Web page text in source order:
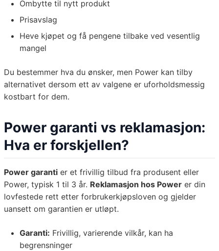
Ombytte til nytt produkt
Prisavslag
Heve kjøpet og få pengene tilbake ved vesentlig
mangel
Du bestemmer hva du ønsker, men Power kan tilby
alternativet dersom ett av valgene er uforholdsmessig
kostbart for dem.
Power garanti vs reklamasjon:
Hva er forskjellen?
Power garanti er et frivillig tilbud fra produsent eller
Power, typisk 1 til 3 år. Reklamasjon hos Power er din
lovfestede rett etter forbrukerkjøpsloven og gjelder
uansett om garantien er utløpt.
Garanti: Frivillig, varierende vilkår, kan ha
begrensninger